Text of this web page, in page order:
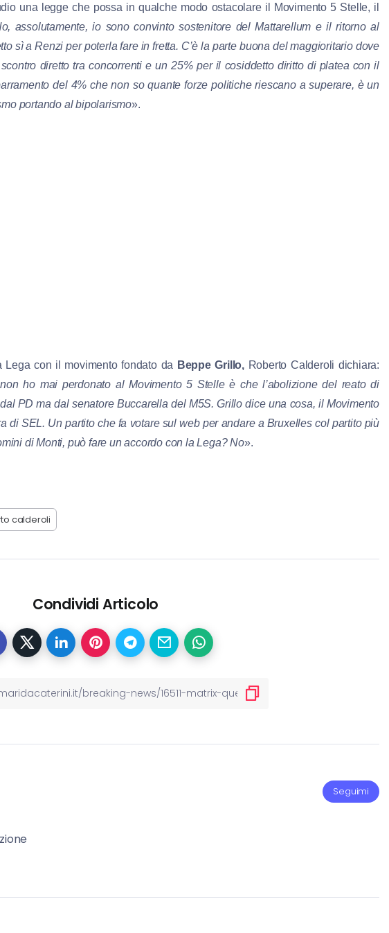
una legge che possa in qualche modo ostacolare il Movimento 5 Stelle, il
assolutamente, io sono convinto sostenitore del Mattarellum e il ritorno al
sì a Renzi per poterla fare in fretta. C’è la parte buona del maggioritario dove
diretto tra concorrenti e un 25% per il cosiddetto diritto di platea con il
del 4% che non so quante forze politiche riescano a superare, è un
portando al bipolarismo».
con il movimento fondato da Beppe Grillo, Roberto Calderoli dichiara:
ho mai perdonato al Movimento 5 Stelle è che l’abolizione del reato di
PD ma dal senatore Buccarella del M5S. Grillo dice una cosa, il Movimento
di SEL. Un partito che fa votare sul web per andare a Bruxelles col partito più
di Monti, può fare un accordo con la Lega? No».
calderoli
Condividi Articolo
Seguimi